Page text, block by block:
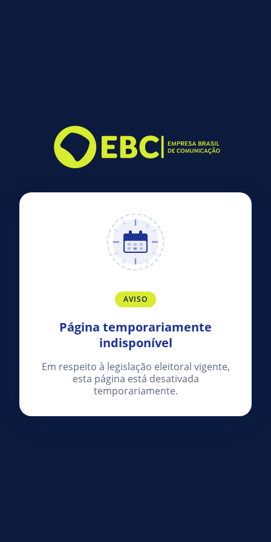
AVISO
Página temporariamente
indisponível
Em respeito à legislação eleitoral vigente,
esta página está desativada
temporariamente.